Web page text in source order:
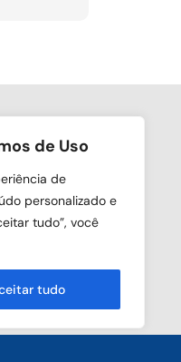
de Uso
de
personalizado e
tudo”, você
tudo